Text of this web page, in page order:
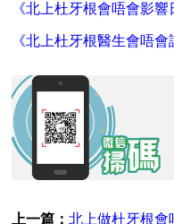
《北上杜牙根會唔會影響
《北上杜牙根醫生會唔會
上一篇：北上做杜牙根會